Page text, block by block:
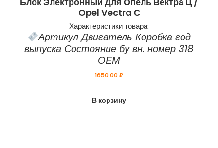
Opel Vectra С
Характеристики товара:
Артикул Двигатель Коробка год
выпуска Состояние бу вн. номер 318
ОЕМ
1650,00₽
В корзину